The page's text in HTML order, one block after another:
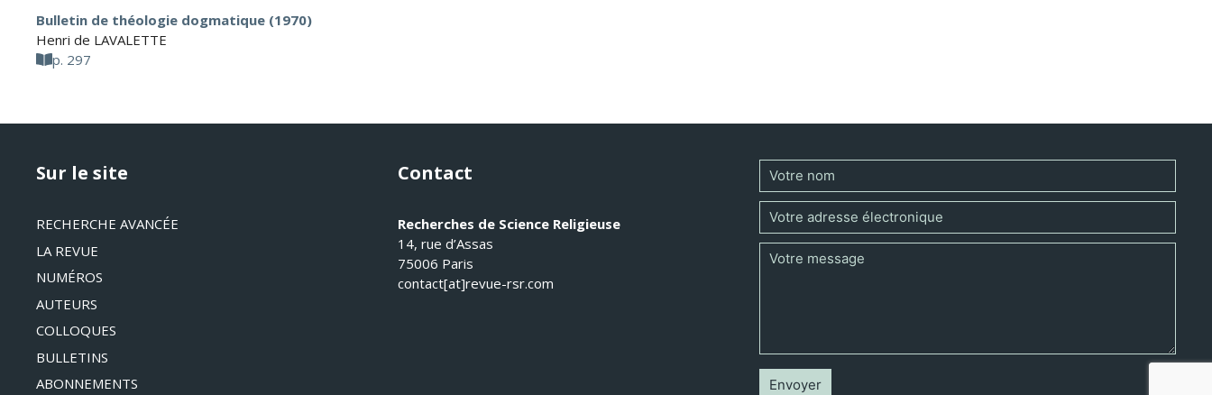
Bulletin de théologie dogmatique (1970)
Henri de LAVALETTE
p. 297
Sur le site
RECHERCHE AVANCÉE
LA REVUE
NUMÉROS
AUTEURS
COLLOQUES
BULLETINS
ABONNEMENTS
Contact
Recherches de Science Religieuse
14, rue d’Assas
75006 Paris
contact[at]revue-rsr.com